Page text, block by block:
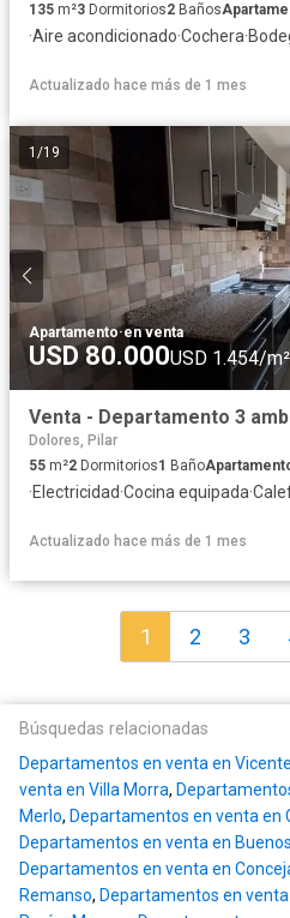
135 m²3 Dormitorios2 Baños
·Aire acondicionado·Cochera·
Actualizado hace más de 1 mes
1 /19
Apartamento·en venta
USD 80.000USD 1.454/m²
Dolores, Pilar
55 m²2 Dormitorios1 Baño
·Electricidad·Cocina equipada·
Actualizado hace más de 1 mes
1 2 3
Búsquedas relacionadas
Departamentos en venta en
venta en Villa Morra,
Merlo, Departamentos en venta en
Departamentos en venta en
Departamentos en venta en
Remanso, Departamentos en